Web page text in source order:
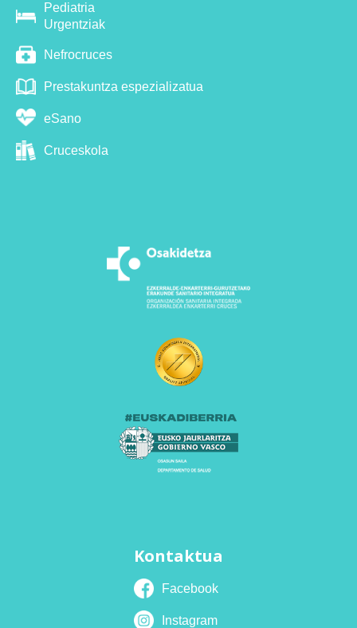
Pediatria
Urgentziak
Nefrocruces
Prestakuntza espezializatua
eSano
Cruceskola
Kontaktua
Facebook
Instagram